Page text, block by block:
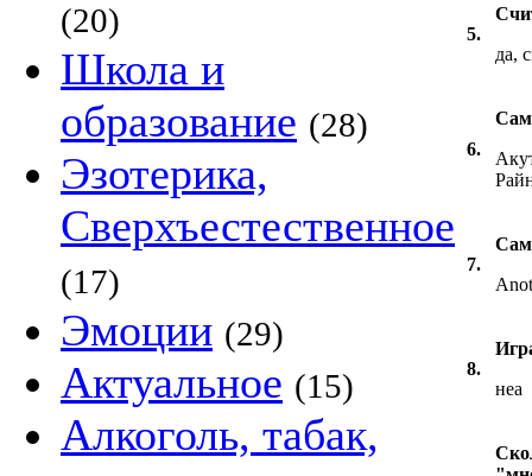
(20)
Школа и
образование (28)
Эзотерика,
Сверхъестественное
(17)
Эмоции (29)
Актуальное (15)
Алкоголь, табак,
5.
да,
6.
7.
8.
неа